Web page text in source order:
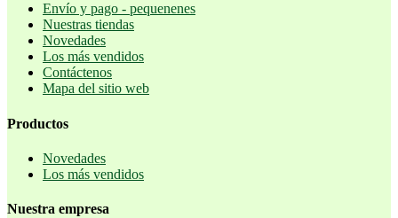
Envío y pago - pequenenes
Nuestras tiendas
Novedades
Los más vendidos
Contáctenos
Mapa del sitio web
Productos
Novedades
Los más vendidos
Nuestra empresa